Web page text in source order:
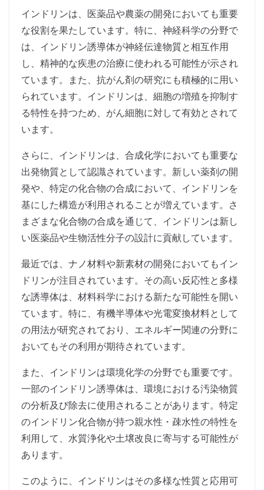
インドリンは、医薬品や農薬の開発においても重要
な役割を果たしています。特に、神経科学の分野で
は、インドリン誘導体が神経伝達物質と相互作用
し、精神的な疾患の治療に使われる可能性が示され
ています。また、抗がん剤の研究にも積極的に用い
られています。インドリンは、細胞の増殖を抑制す
る特性を持つため、がん細胞に対して有効とされて
います。
さらに、インドリンは、合成化学においても重要な
出発物質として認識されています。新しい薬剤の開
発や、特定の化合物の合成において、インドリンを
基にした構造が利用されることが増えています。さ
まざまな化合物の合成を通じて、インドリンは新し
い医薬品や生物活性分子の設計に貢献しています。
最近では、ナノ材料や新素材の開発においてもイン
ドリンが注目されています。その高い反応性と多様
な誘導体は、材料科学における新たな可能性を開い
ています。特に、有機半導体や光電変換材料として
の用法が研究されており、エネルギー関連の分野に
おいてもその利用が期待されています。
また、インドリンは環境化学の分野でも重要です。
一部のインドリン誘導体は、環境における汚染物質
の分析及び除去に使用されることがあります。特定
のインドリン化合物が持つ親水性・疎水性の特性を
利用して、水質浄化や土壌改良に寄与する可能性が
あります。
このように、インドリンはその多様な性質と応用可